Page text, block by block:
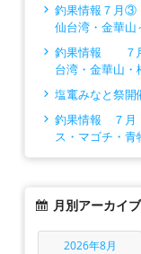
釣果情報７月
仙台湾・金華山
釣果情報 ７
台湾・金華山・
塩竃みなと祭開
釣果情報 ７
ス・マゴチ・
月別アーカイブ
2026年8月